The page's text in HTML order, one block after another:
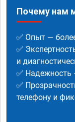
Почему нам
✅ Опыт —
✅
и
✅ Надежность
✅
телефону и